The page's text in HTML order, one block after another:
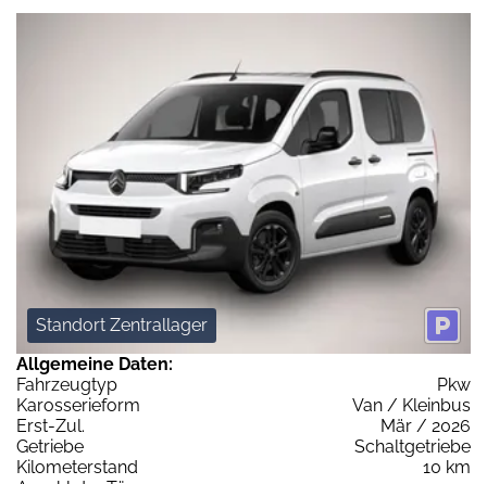
Standort Zentrallager
Allgemeine Daten:
Fahrzeugtyp
Pkw
Karosserieform
Van / Kleinbus
Erst-Zul.
Mär / 2026
Getriebe
Schaltgetriebe
Kilometerstand
10 km